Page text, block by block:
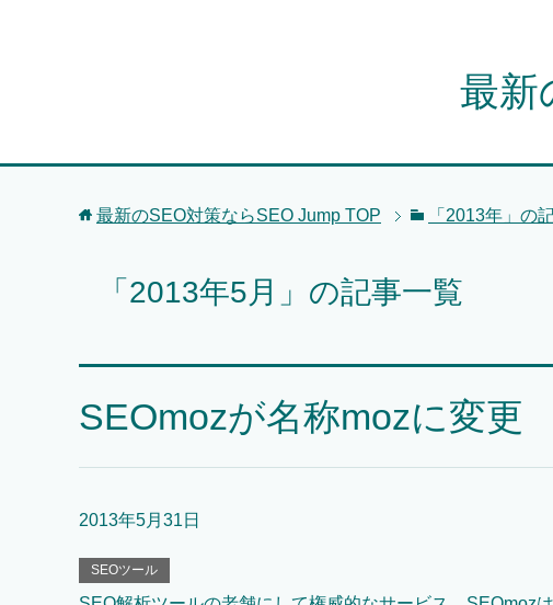
最新
最新のSEO対策ならSEO Jump TOP 「2013年」の
「2013年5月」の記事一覧
SEOmozが名称mozに変更
2013年5月31日
SEOツール